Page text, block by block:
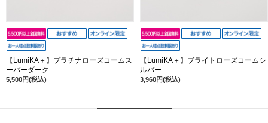
【LumiKA＋】プラチナローズコームス
ーパーダーク
5,500円(税込)
【LumiKA＋】ブライトローズコームシ
ルバー
3,960円(税込)